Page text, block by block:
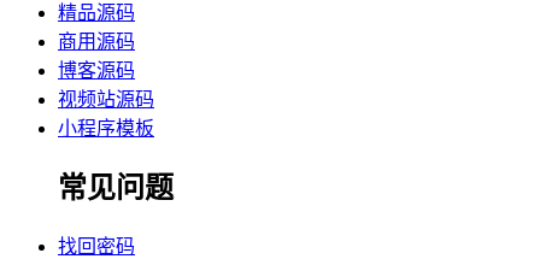
精品源码
商用源码
博客源码
视频站源码
小程序模板
常见问题
找回密码